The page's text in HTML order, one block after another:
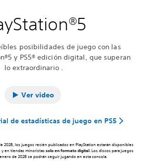
posibilidades de juego con las
y PS5® edición digital, que superan
lo extraordinario .
Ver video
de estadísticas de juego en PS5
2028, los juegos recién publicados en PlayStation estarán disponibles
y en tiendas minoristassolo en formato digital. Los discos para juegos
de 2028 se podrán seguir jugando en esta consola.